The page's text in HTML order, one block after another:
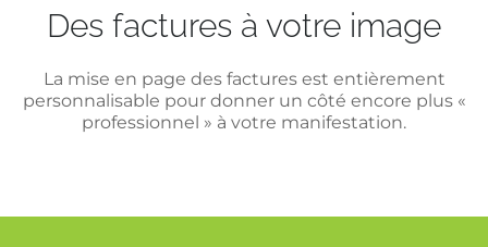
Des factures à votre image
La mise en page des factures est entièrement
personnalisable pour donner un côté encore plus «
professionnel » à votre manifestation.